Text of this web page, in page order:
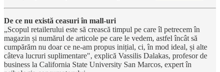
De ce nu există ceasuri în mall-uri
„Scopul retailerului este să crească timpul pe care îl petrecem în
magazin și numărul de articole pe care le vedem, astfel încât să
cumpărăm nu doar ce ne-am propus inițial, ci, în mod ideal, și alte
câteva lucruri suplimentare", explică Vassilis Dalakas, profesor de
business la California State University San Marcos, expert în